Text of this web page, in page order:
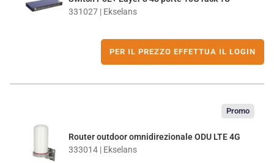
331027 | Ekselans
PER IL PREZZO EFFETTUA IL LOGIN
Promo
Router outdoor omnidirezionale ODU LTE 4G
333014 | Ekselans